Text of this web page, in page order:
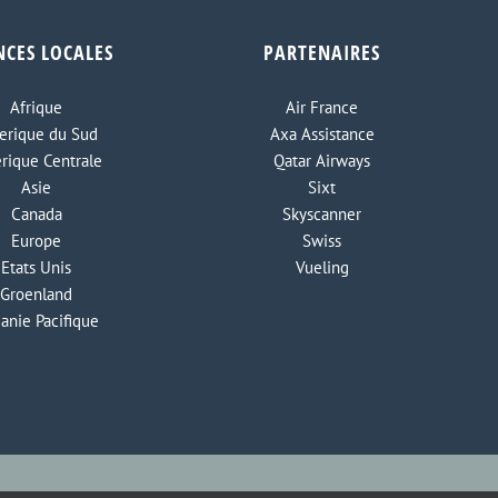
LOCALES
Afrique
du Sud
Centrale
Asie
Canada
Europe
Etats Unis
Groenland
Pacifique
PARTENAIRES
Air France
Axa Assistance
Qatar Airways
Sixt
Skyscanner
Swiss
Vueling